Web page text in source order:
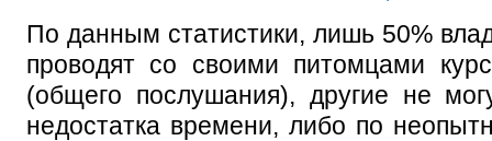
По данным статистики, лишь 50%
проводят со своими питомцами
(общего послушания), другие не
недостатка времени, либо по